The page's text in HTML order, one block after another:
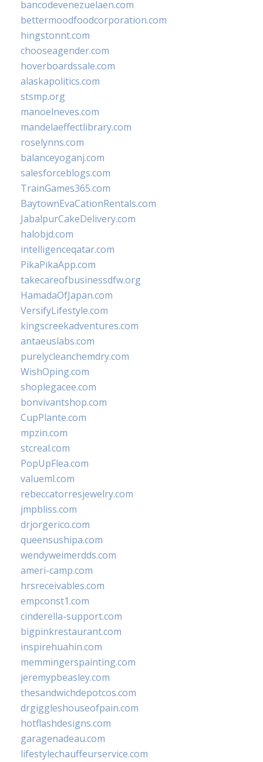
bancodevenezuelaen.com
bettermoodfoodcorporation.com
hingstonnt.com
chooseagender.com
hoverboardssale.com
alaskapolitics.com
stsmp.org
manoelneves.com
mandelaeffectlibrary.com
roselynns.com
balanceyoganj.com
salesforceblogs.com
TrainGames365.com
BaytownEvaCationRentals.com
JabalpurCakeDelivery.com
halobjd.com
intelligenceqatar.com
PikaPikaApp.com
takecareofbusinessdfw.org
HamadaOfJapan.com
VersifyLifestyle.com
kingscreekadventures.com
antaeuslabs.com
purelycleanchemdry.com
WishOping.com
shoplegacee.com
bonvivantshop.com
CupPlante.com
mpzin.com
stcreal.com
PopUpFlea.com
valueml.com
rebeccatorresjewelry.com
jmpbliss.com
drjorgerico.com
queensushipa.com
wendyweimerdds.com
ameri-camp.com
hrsreceivables.com
empconst1.com
cinderella-support.com
bigpinkrestaurant.com
inspirehuahin.com
memmingerspainting.com
jeremypbeasley.com
thesandwichdepotcos.com
drgiggleshouseofpain.com
hotflashdesigns.com
garagenadeau.com
lifestylechauffeurservice.com